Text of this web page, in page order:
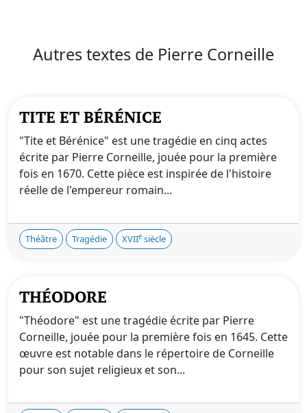
Autres textes de Pierre Corneille
TITE ET BÉRÉNICE
"Tite et Bérénice" est une tragédie en cinq actes
écrite par Pierre Corneille, jouée pour la première
fois en 1670. Cette pièce est inspirée de l'histoire
réelle de l'empereur romain...
Théâtre Tragédie XVIIe siècle
THÉODORE
"Théodore" est une tragédie écrite par Pierre
Corneille, jouée pour la première fois en 1645. Cette
œuvre est notable dans le répertoire de Corneille
pour son sujet religieux et son...